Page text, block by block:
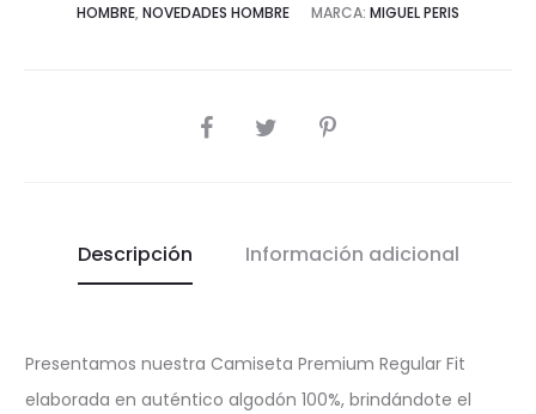
HOMBRE, NOVEDADES HOMBRE MARCA: MIGUEL PERIS
COMPARTIR
Descripción Información adicional
Presentamos nuestra Camiseta Premium Regular Fit
elaborada en auténtico algodón 100%, brindándote el